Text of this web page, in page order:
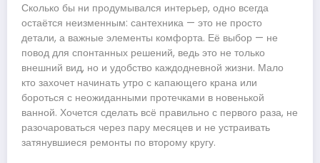
Сколько бы ни продумывался интерьер, одно всегда
остаётся неизменным: сантехника — это не просто
детали, а важные элементы комфорта. Её выбор — не
повод для спонтанных решений, ведь это не только
внешний вид, но и удобство каждодневной жизни. Мало
кто захочет начинать утро с капающего крана или
бороться с неожиданными протечками в новенькой
ванной. Хочется сделать всё правильно с первого раза, не
разочароваться через пару месяцев и не устраивать
затянувшиеся ремонты по второму кругу.